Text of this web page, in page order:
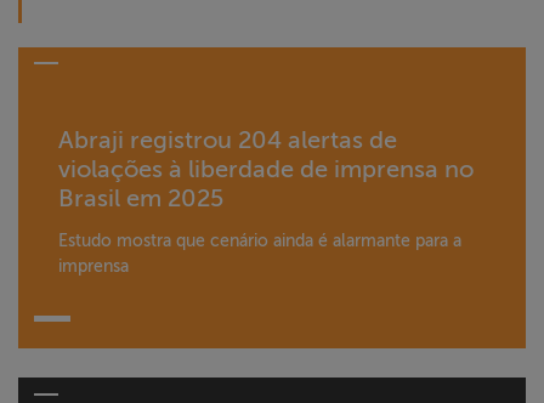
Abraji registrou 204 alertas de
violações à liberdade de imprensa no
Brasil em 2025
Estudo mostra que cenário ainda é alarmante para a
imprensa